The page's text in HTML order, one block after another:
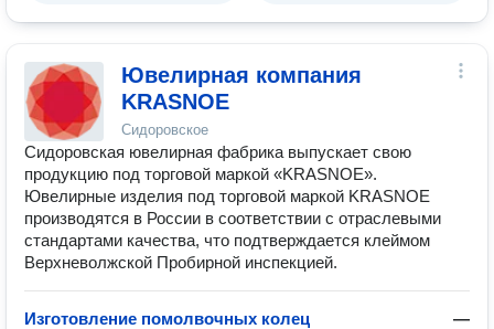
Ювелирная компания
KRASNOE
Сидоровское
Сидоровская ювелирная фабрика выпускает свою
продукцию под торговой маркой «KRASNOE».
Ювелирные изделия под торговой маркой KRASNOE
производятся в России в соответствии с отраслевыми
стандартами качества, что подтверждается клеймом
Верхневолжской Пробирной инспекцией.
Изготовление помолвочных колец —